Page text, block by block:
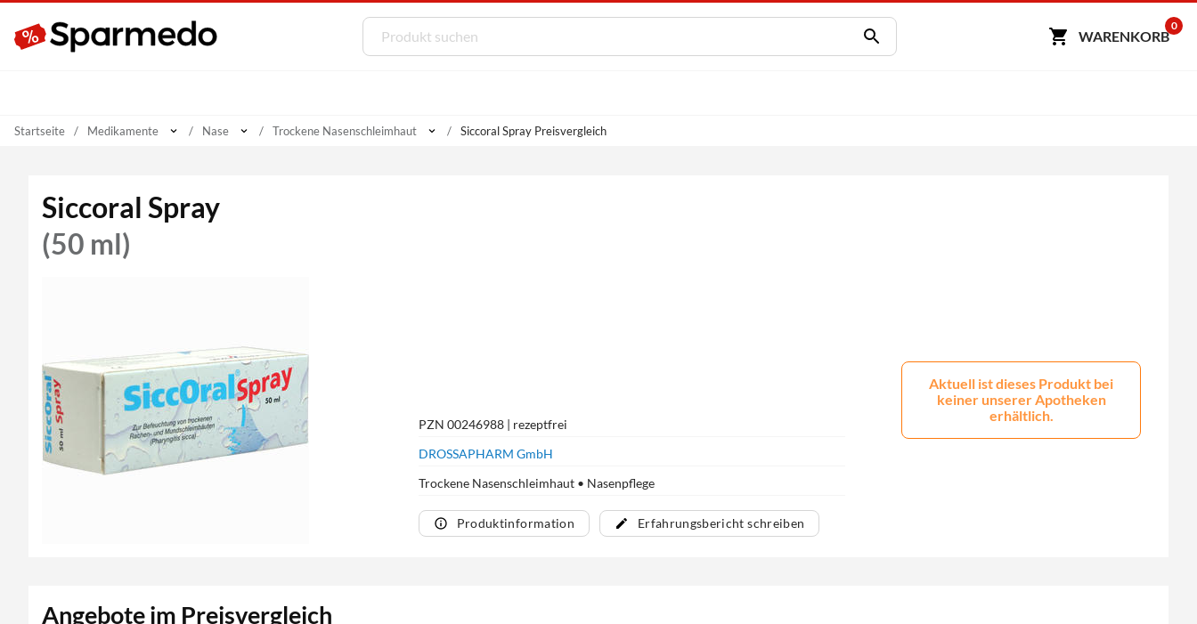
WARENKORB
0
Startseite Medikamente Nase Trockene Nasenschleimhaut Siccoral Spray Preisvergleich
Siccoral Spray
(50 ml)
PZN 00246988 | rezeptfrei
DROSSAPHARM GmbH
Trockene Nasenschleimhaut • Nasenpflege
Produktinformation Erfahrungsbericht schreiben
Aktuell ist dieses Produkt bei
keiner unserer Apotheken
erhältlich.
Angebote im Preisvergleich